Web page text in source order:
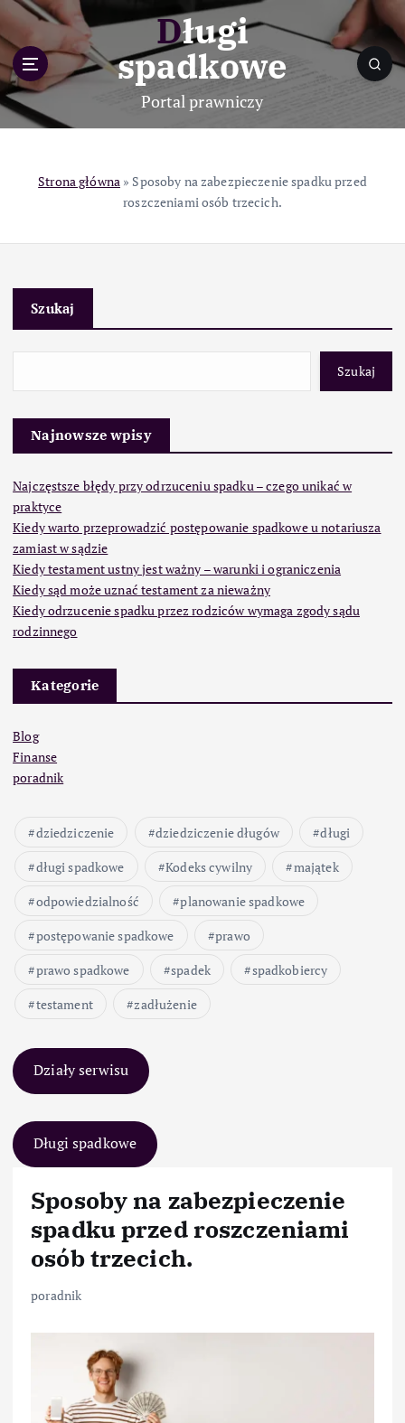
p
o
c
Długi
spadkowe
Portal prawniczy
Strona główna » Sposoby na zabezpieczenie spadku przed
roszczeniami osób trzecich.
Szukaj
Szukaj
Najnowsze wpisy
Najczęstsze błędy przy odrzuceniu spadku – czego unikać w
praktyce
Kiedy warto przeprowadzić postępowanie spadkowe u notariusza
zamiast w sądzie
Kiedy testament ustny jest ważny – warunki i ograniczenia
Kiedy sąd może uznać testament za nieważny
Kiedy odrzucenie spadku przez rodziców wymaga zgody sądu
rodzinnego
Kategorie
Blog
Finanse
poradnik
dziedziczenie dziedziczenie długów
długi
długi spadkowe
Kodeks cywilny
majątek
odpowiedzialność
planowanie spadkowe
postępowanie spadkowe
prawo
prawo spadkowe
spadek
spadkobiercy
testament
zadłużenie
Działy serwisu
Długi spadkowe
Sposoby na zabezpieczenie
spadku przed roszczeniami
osób trzecich.
poradnik